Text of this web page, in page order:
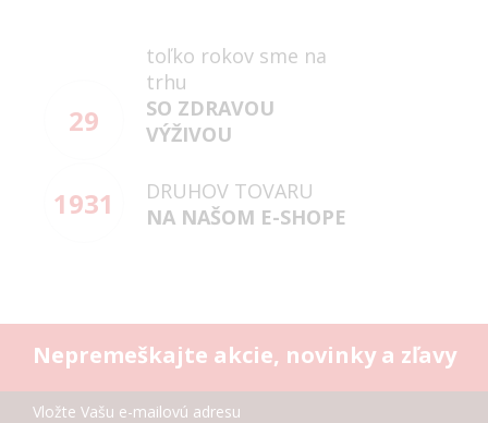
29
toľko rokov sme na
trhu
SO ZDRAVOU
VÝŽIVOU
1931
DRUHOV TOVARU
NA NAŠOM E-SHOPE
Nepremeškajte akcie, novinky a zľavy